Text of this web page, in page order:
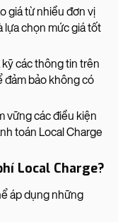
giá từ nhiều đơn vị
lựa chọn mức giá tốt
kỹ các thông tin trên
đảm bảo không có
vững các điều kiện
toán Local Charge
Local Charge?
áp dụng những